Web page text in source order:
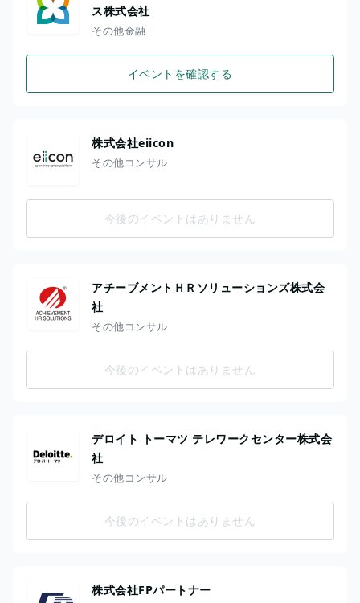
ス株式会社
その他金融
イベントを確認する
株式会社eiicon
その他コンサル
今後のイベントはありません
アチーブメントＨＲソリューションズ株式会
社
その他コンサル
今後のイベントはありません
デロイト トーマツ テレワークセンター株式会
社
その他コンサル
今後のイベントはありません
株式会社FPパートナー